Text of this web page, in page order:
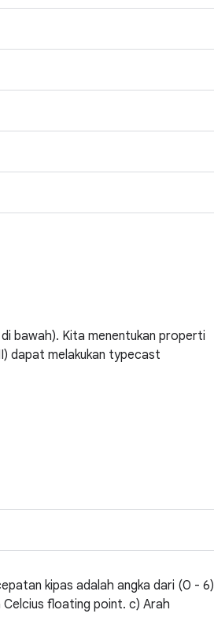
bawah). Kita menentukan properti
dapat melakukan typecast
kipas adalah angka dari (0 - 6)
Celcius floating point. c) Arah